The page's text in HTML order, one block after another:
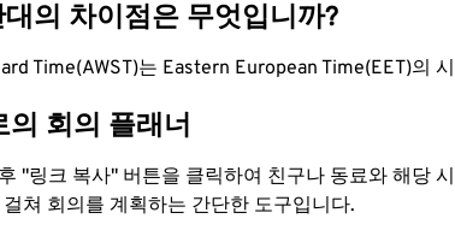
의 차이점은 무엇입니까?
Time(AWST)는 Eastern European Time(EET)의
회의 플래너
"링크 복사" 버튼을 클릭하여 친구나 동료와 해당
쳐 회의를 계획하는 간단한 도구입니다.